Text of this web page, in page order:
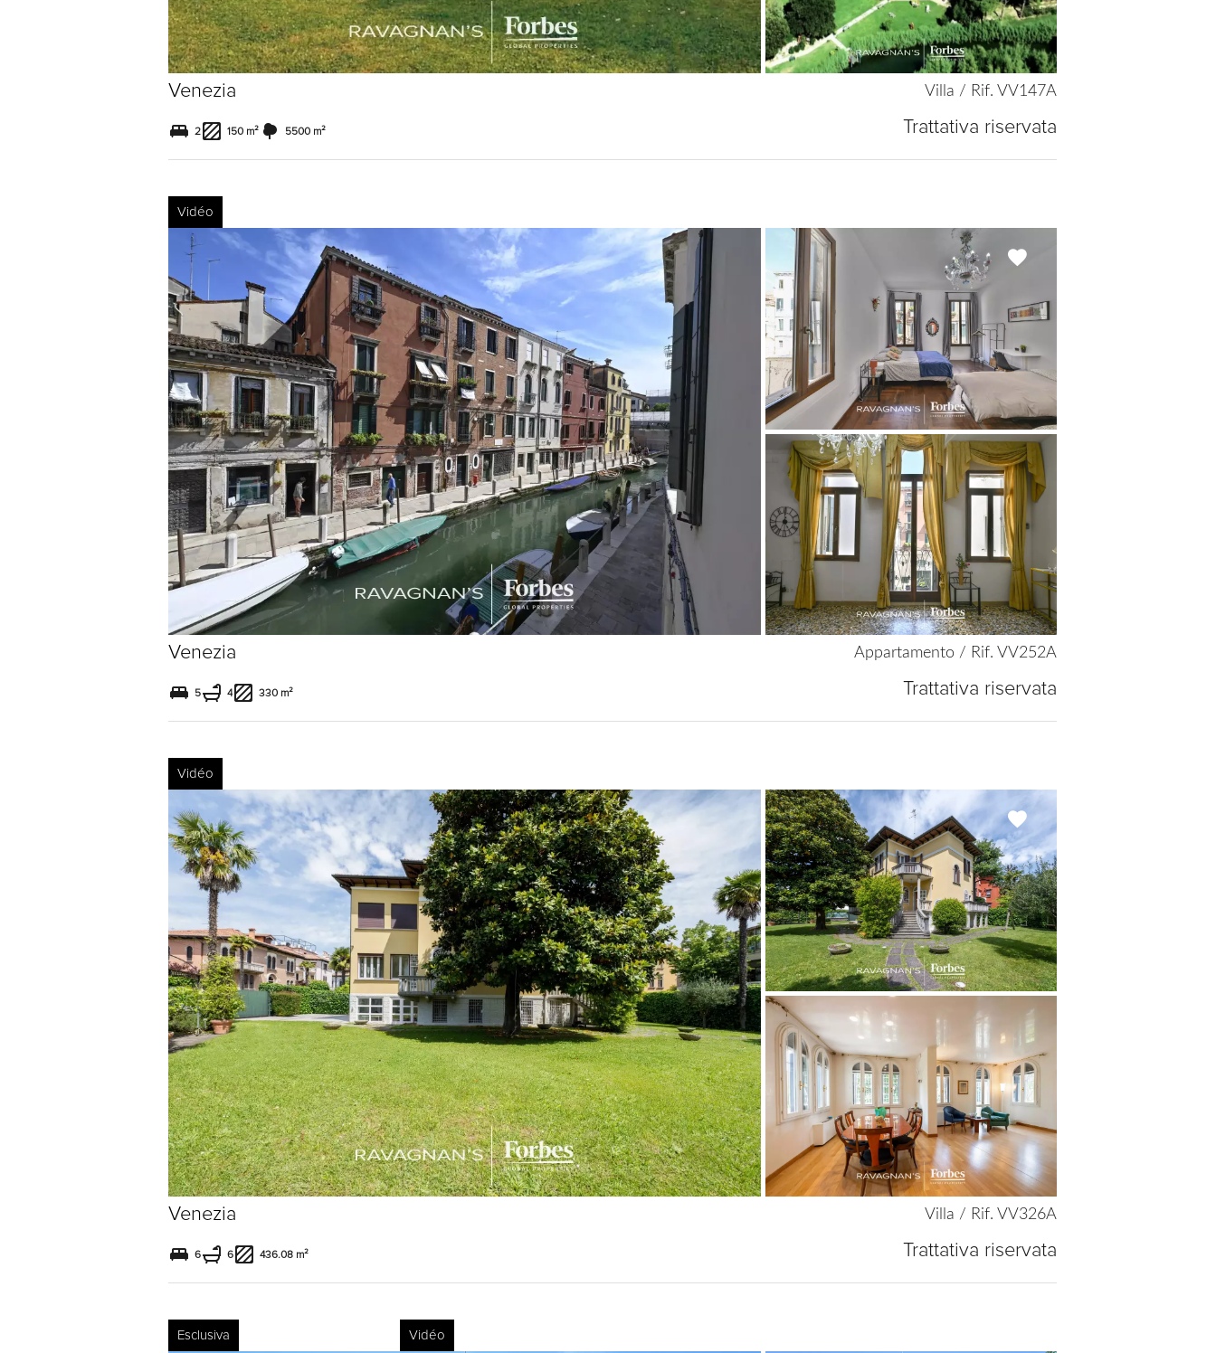
Venezia Villa / Rif. VV147A
2 150 m² 5500 m² Trattativa riservata
to
Vidéo
Venezia Appartamento / Rif. VV252A
5 4 330 m² Trattativa riservata
Add
to
selection
Vidéo
Venezia Villa / Rif. VV326A
6 6 436.08 m² Trattativa riservata
Esclusiva Vidéo